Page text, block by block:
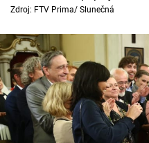
Zdroj: FTV Prima/ Slunečná